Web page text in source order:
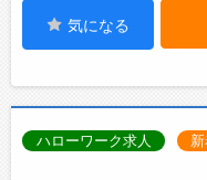
気になる
ハローワーク求人